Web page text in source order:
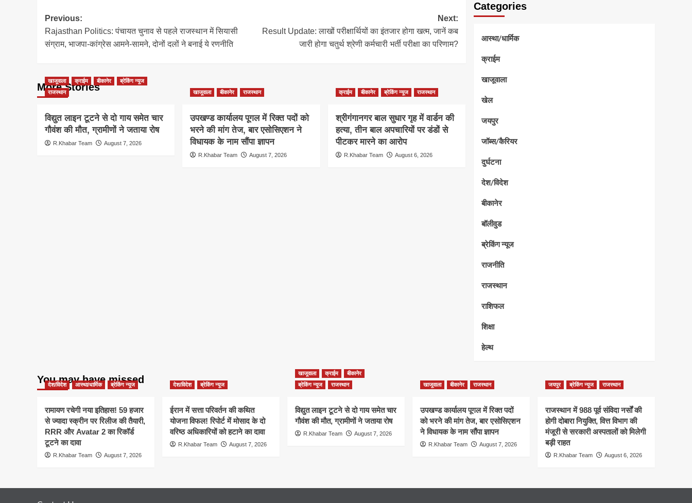
Post
navigation
Previous:
Rajasthan Politics: पंचायत चुनाव से पहले राजस्थान में सियासी
संग्राम, भाजपा-कांग्रेस आमने-सामने, दोनों दलों ने बनाई ये रणनीति
Next:
Result Update: लाखों परीक्षार्थियों का इंतजार होगा खत्म, जानें कब
जारी होगा चतुर्थ श्रेणी कर्मचारी भर्ती परीक्षा का परिणाम?
More Stories
खाजूवाला क्राईम बीकानेर
ब्रेकिंग न्यूज
राजस्थान
विद्युत लाइन टूटने से दो गाय समेत चार
गौवंश की मौत, ग्रामीणों ने जताया रोष
R.Khabar Team August 7, 2026
खाजूवाला बीकानेर राजस्थान
उपखण्ड कार्यालय पूगल में रिक्त पदों को
भरने की मांग तेज, बार एसोसिएशन ने
विधायक के नाम सौंपा ज्ञापन
R.Khabar Team August 7, 2026
क्राईम बीकानेर ब्रेकिंग न्यूज राजस्थान
श्रीगंगानगर बाल सुधार गृह में वार्डन की
हत्या, तीन बाल अपचारियों पर डंडों से
पीटकर मारने का आरोप
R.Khabar Team August 6, 2026
Categories
आस्था/धार्मिक
क्राईम
खाजूवाला
खेल
जयपुर
जॉब्स/कैरियर
दुर्घटना
देश/विदेश
बीकानेर
बॉलीवुड
ब्रेकिंग न्यूज
राजनीति
राजस्थान
राशिफल
शिक्षा
हेल्थ
You may have missed
देश/विदेश आस्था/धार्मिक ब्रेकिंग न्यूज
रामायण रचेगी नया इतिहास! 59 हजार
से ज्यादा स्क्रीन पर रिलीज की तैयारी,
RRR और Avatar 2 का रिकॉर्ड
टूटने का दावा
R.Khabar Team August 7, 2026
देश/विदेश ब्रेकिंग न्यूज
ईरान में सत्ता परिवर्तन की कथित
योजना विफल! रिपोर्ट में मोसाद के दो
वरिष्ठ अधिकारियों को हटाने का दावा
R.Khabar Team August 7, 2026
खाजूवाला क्राईम
बीकानेर
ब्रेकिंग न्यूज
राजस्थान
विद्युत लाइन टूटने से दो गाय समेत चार
गौवंश की मौत, ग्रामीणों ने जताया रोष
R.Khabar Team August 7, 2026
खाजूवाला बीकानेर राजस्थान
उपखण्ड कार्यालय पूगल में रिक्त पदों
को भरने की मांग तेज, बार एसोसिएशन
ने विधायक के नाम सौंपा ज्ञापन
R.Khabar Team August 7, 2026
जयपुर ब्रेकिंग न्यूज राजस्थान
राजस्थान में 988 पूर्व संविदा नर्सों की
होगी दोबारा नियुक्ति, वित्त विभाग की
मंजूरी से सरकारी अस्पतालों को मिलेगी
बड़ी राहत
R.Khabar Team August 6, 2026